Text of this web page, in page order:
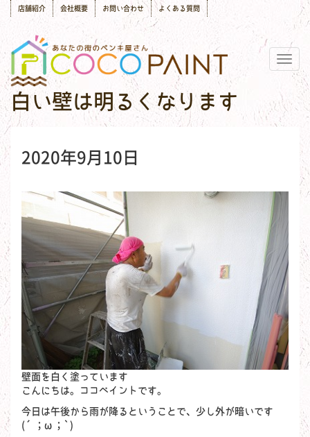
店舗紹介 会社概要 お問い合わせ よくある質問
白い壁は明るくなります
2020年9月10日
壁面を白く塗っています
こんにちは。ココペイントです。
今日は午後から雨が降るということで、少し外が暗いです
(´；ω；`)